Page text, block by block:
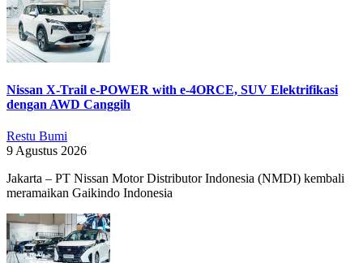
Nissan X-Trail e-POWER with e-4ORCE, SUV Elektrifikasi
dengan AWD Canggih
Restu Bumi
9 Agustus 2026
Jakarta – PT Nissan Motor Distributor Indonesia (NMDI) kembali
meramaikan Gaikindo Indonesia